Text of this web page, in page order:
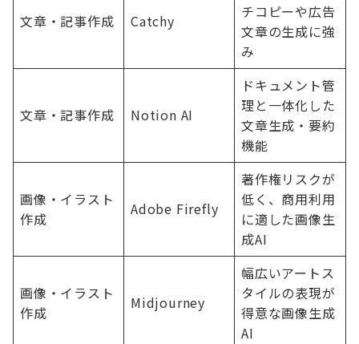
文章・記事作成 Catchy
チコピーや広告
文章の生成に強
み
文章・記事作成 Notion AI
ドキュメント管
理と一体化した
文章生成・要約
機能
画像・イラスト
作成
Adobe Firefly
著作権リスクが
低く、商用利用
に適した画像生
成AI
画像・イラスト
作成
Midjourney
幅広いアートス
タイルの表現が
得意な画像生成
AI